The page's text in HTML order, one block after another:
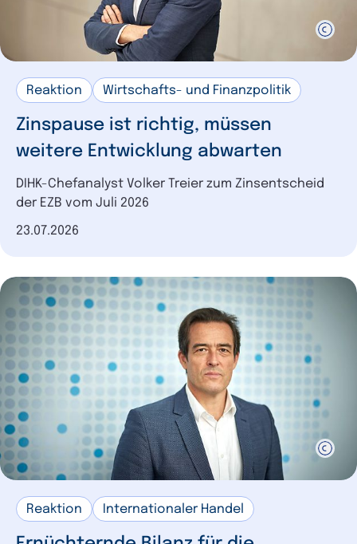
Reaktion Wirtschafts- und Finanzpolitik
Zinspause ist richtig, müssen
weitere Entwicklung abwarten
DIHK-Chefanalyst Volker Treier zum Zinsentscheid
der EZB vom Juli 2026
Datum der Veröffentlichung
23.07.2026
Reaktion Internationaler Handel